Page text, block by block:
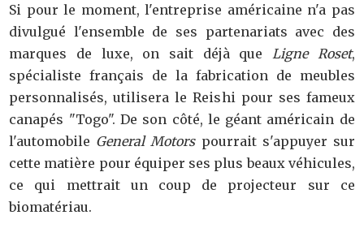
Si pour le moment, l'entreprise américaine n'a pas
divulgué l'ensemble de ses partenariats avec des
marques de luxe, on sait déjà que Ligne Roset,
spécialiste français de la fabrication de meubles
personnalisés, utilisera le Reishi pour ses fameux
canapés "Togo". De son côté, le géant américain de
l'automobile General Motorspourrait s'appuyer sur
cette matière pour équiper ses plus beaux véhicules,
ce qui mettrait un coup de projecteur sur ce
biomatériau.